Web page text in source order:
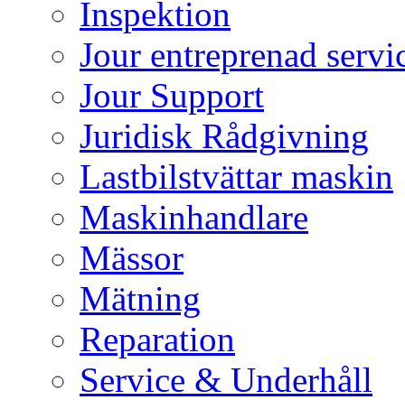
Inspektion
Jour entreprenad
Jour Support
Juridisk Rådgivning
Lastbilstvättar maskin
Maskinhandlare
Mässor
Mätning
Reparation
Service & Underhåll